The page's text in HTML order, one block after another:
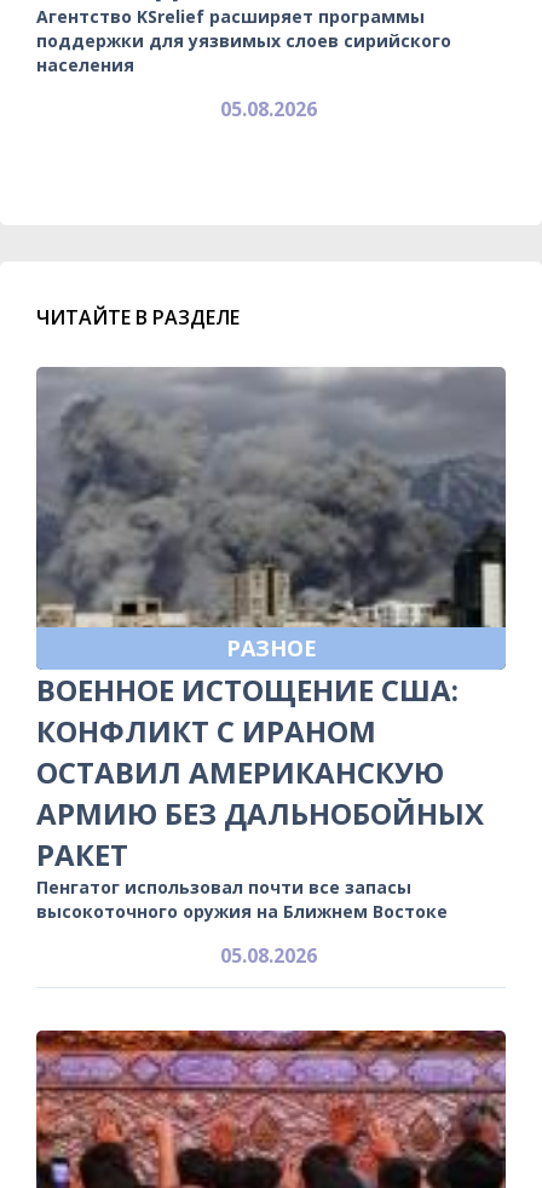
Агентство KSrelief расширяет программы
поддержки для уязвимых слоев сирийского
населения
05.08.2026
ЧИТАЙТЕ В РАЗДЕЛЕ
РАЗНОЕ
ВОЕННОЕ ИСТОЩЕНИЕ США:
КОНФЛИКТ С ИРАНОМ
ОСТАВИЛ АМЕРИКАНСКУЮ
АРМИЮ БЕЗ ДАЛЬНОБОЙНЫХ
РАКЕТ
Пенгатог использовал почти все запасы
высокоточного оружия на Ближнем Востоке
05.08.2026